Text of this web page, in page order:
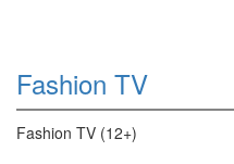
Fashion TV
Fashion TV (12+)